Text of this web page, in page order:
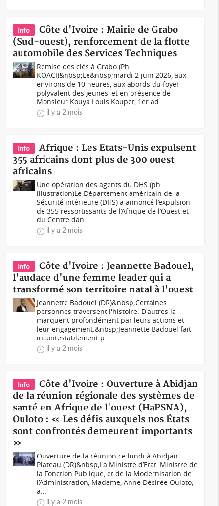
Info
Côte d'Ivoire : Mairie de Grabo
(Sud-ouest), renforcement de la flotte
automobile des Services Techniques
Remise des clés à Grabo (Ph
KOACI)&nbsp;Le&nbsp;mardi 2 juin 2026, aux
environs de 10 heures, aux abords du foyer
polyvalent des jeunes, et en présence de
Monsieur Kouya Louis Koupet, 1er ad...
il y a 2 mois
Info
Afrique : Les Etats-Unis expulsent
355 africains dont plus de 300 ouest
africains
Une opération des agents du DHS (ph
illustration)Le Département américain de la
Sécurité intérieure (DHS) a annoncé l’expulsion
de 355 ressortissants de l’Afrique de l’Ouest et
du Centre dan...
il y a 2 mois
Info
Côte d'Ivoire : Jeannette Badouel,
l'audace d'une femme leader qui a
transformé son territoire natal à l'ouest
Jeannette Badouel (DR)&nbsp;Certaines
personnes traversent l'histoire. D'autres la
marquent profondément par leurs actions et
leur engagement.&nbsp;Jeannette Badouel fait
incontestablement p...
il y a 2 mois
Info
Côte d'Ivoire : Ouverture à Abidjan
de la réunion régionale des systèmes de
santé en Afrique de l'ouest (HaPSNA),
Ouloto : « Les défis auxquels nos États
sont confrontés demeurent importants
»
Ouverture de la réunion ce lundi à Abidjan-
Plateau (DR)&nbsp;La Ministre d’Etat, Ministre de
la Fonction Publique, et de la Modernisation de
l’Administration, Madame, Anne Désirée Ouloto,
a...
il y a 2 mois